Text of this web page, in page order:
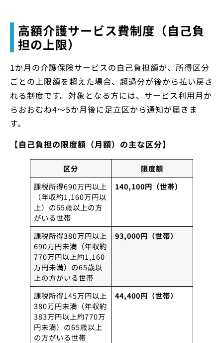
高額介護サービス費制度（自己負
担の上限）
1か月の介護保険サービスの自己負担額が、所得区分
ごとの上限額を超えた場合、超過分が後から払い戻さ
れる制度です。対象となる方には、サービス利用月か
らおおむね4～5か月後に足立区から通知が届きま
す。
【自己負担の限度額（月額）の主な区分】
区分
限度額
課税所得690万円以上
（年収約1,160万円以
上）の65歳以上の方
がいる世帯
140,100円（世帯）
課税所得380万円以上
690万円未満（年収約
770万円以上約1,160
万円未満）の65歳以
上の方がいる世帯
93,000円（世帯）
課税所得145万円以上
380万円未満（年収約
383万円以上約770万
円未満）の65歳以上
の方がいる世帯
44,400円（世帯）